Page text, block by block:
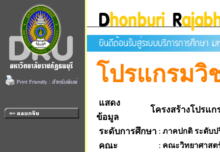
โปรแกรมวิ
แสดง
ข้อมูล
โครงสร้างโปรแก
ระดับการศึกษา : ภาคปกติ ระดับ
คณะ : คณะวิทยาศาสต